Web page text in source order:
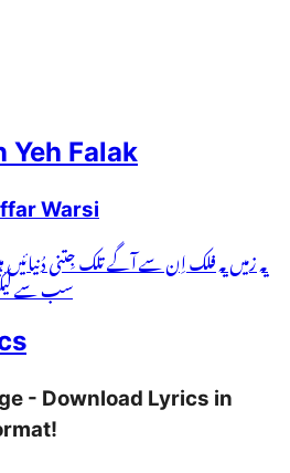
Yeh Falak
Warsi
یہ زمیں یہ فلک اِن سے آگے تلک جِتنی
سب سے
- Download Lyrics in